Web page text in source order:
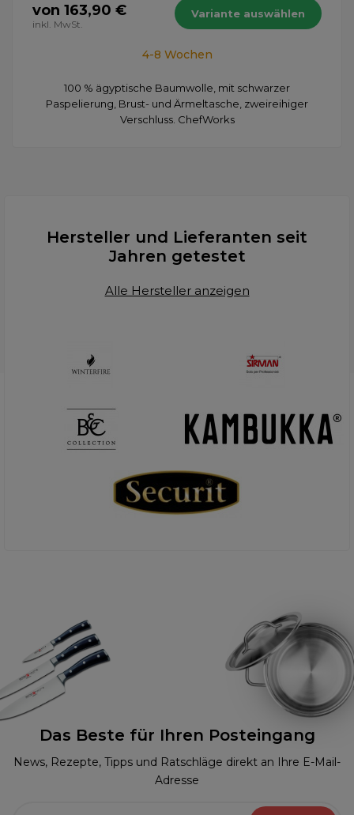
von 163,90 €
inkl. MwSt.
Variante auswählen
4-8 Wochen
100 % ägyptische Baumwolle, mit schwarzer
Paspelierung, Brust- und Ärmeltasche, zweireihiger
Verschluss. ChefWorks
Hersteller und Lieferanten seit
Jahren getestet
Alle Hersteller anzeigen
Das Beste für Ihren Posteingang
News, Rezepte, Tipps und Ratschläge direkt an Ihre E-Mail-
Adresse